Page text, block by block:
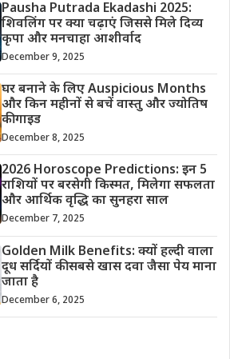
Pausha Putrada Ekadashi 2025:
शिवलिंग पर क्या चढ़ाएं जिससे मिले दिव्य
कृपा और मनचाहा आशीर्वाद
December 9, 2025
घर बनाने के लिए Auspicious Months
और किन महीनों से बचें वास्तु और ज्योतिष
की गाइड
December 8, 2025
2026 Horoscope Predictions: इन 5
राशियों पर बरसेगी किस्मत, मिलेगा सफलता
और आर्थिक वृद्धि का सुनहरा साल
December 7, 2025
Golden Milk Benefits: क्यों हल्दी वाला
दूध सर्दियों की सबसे खास दवा जैसा पेय माना
जाता है
December 6, 2025